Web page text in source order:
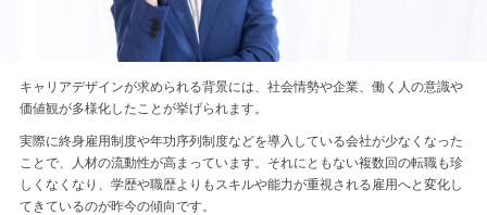
キャリアデザインが求められる背景には、社会情勢や企業、働く人の意識や
価値観が多様化したことが挙げられます。
実際に終身雇用制度や年功序列制度などを導入している会社が少なくなった
ことで、人材の流動性が高まっています。それにともない複数回の転職も珍
しくなくなり、学歴や職歴よりもスキルや能力が重視される雇用へと変化し
てきているのが昨今の傾向です。